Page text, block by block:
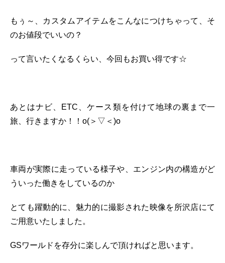
もぅ～、カスタムアイテムをこんなにつけちゃって、そ
のお値段でいいの？
って言いたくなるくらい、今回もお買い得です☆
あとはナビ、ETC、ケース類を付けて地球の裏まで一
旅、行きますか！！o(＞▽＜)o
車両が実際に走っている様子や、エンジン内の構造がど
ういった働きをしているのか
とても躍動的に、魅力的に撮影された映像を所沢店にて
ご用意いたしました。
GSワールドを存分に楽しんで頂ければと思います。